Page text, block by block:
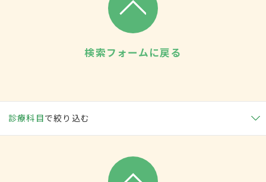
検索フォームに戻る
診療科目で絞り込む